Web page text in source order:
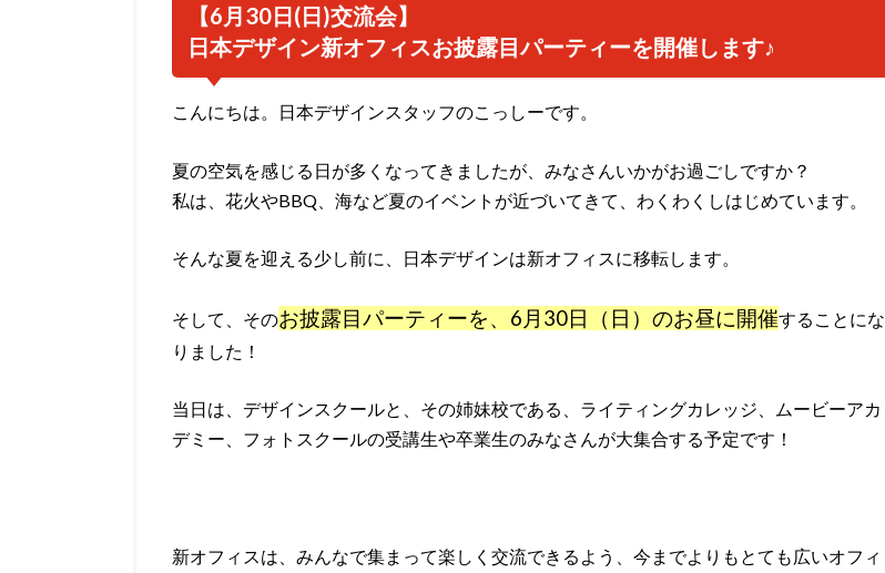
【6月30日(日)交流会】
日本デザイン新オフィスお披露目パーティーを開催します♪
こんにちは。日本デザインスタッフのこっしーです。
夏の空気を感じる日が多くなってきましたが、みなさんいかがお過ごしですか？
私は、花火やBBQ、海など夏のイベントが近づいてきて、わくわくしはじめています。
そんな夏を迎える少し前に、日本デザインは新オフィスに移転します。
そして、そのお披露目パーティーを、6月30日（日）のお昼に開催することにな
りました！
当日は、デザインスクールと、その姉妹校である、ライティングカレッジ、ムービーアカ
デミー、フォトスクールの受講生や卒業生のみなさんが大集合する予定です！
新オフィスは、みんなで集まって楽しく交流できるよう、今までよりもとても広いオフィ